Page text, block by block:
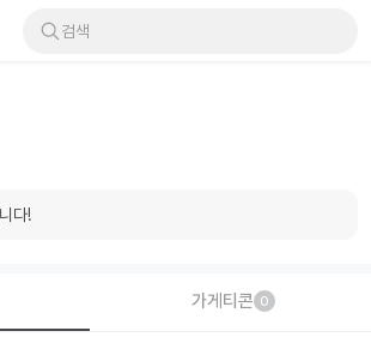
검색
다!
가게티콘 0